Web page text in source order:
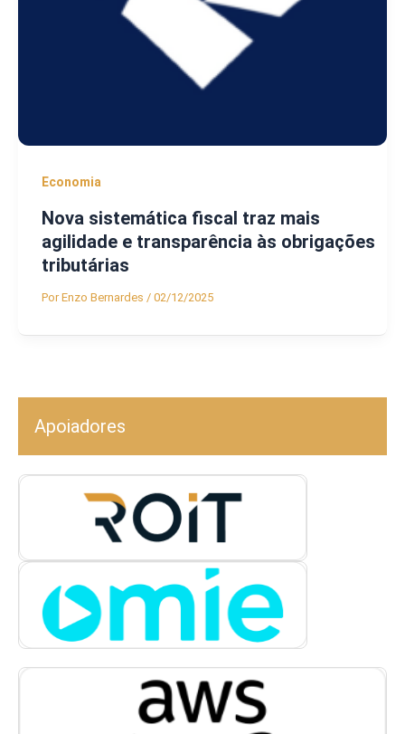
Economia
Nova sistemática fiscal traz mais
agilidade e transparência às obrigações
tributárias
PorEnzo Bernardes / 02/12/2025
Apoiadores